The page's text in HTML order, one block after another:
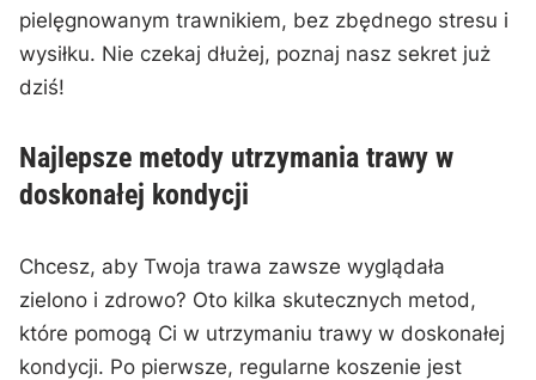
pielęgnowanym‌ trawnikiem, ​bez zbędnego stresu i
wysiłku. Nie czekaj dłużej, poznaj nasz sekret już
dziś!
Najlepsze metody utrzymania⁤ trawy w
doskonałej ​kondycji
Chcesz, aby ⁢Twoja trawa zawsze wyglądała
zielono i zdrowo? Oto kilka skutecznych metod,
które pomogą Ci w utrzymaniu trawy w doskonałej
kondycji. Po pierwsze, regularne koszenie ‍jest